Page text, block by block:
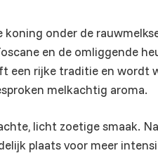
onder de
en de omliggende
een rijke traditie en wordt
melkachtig aroma.
licht zoetige smaak.
plaats voor meer